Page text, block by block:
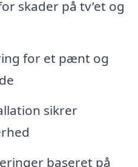
skader på tv’et og
for et pænt og
sikrer
baseret på